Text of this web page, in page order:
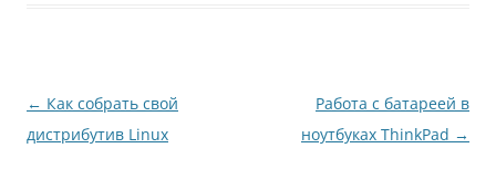
Навигация
по
← Как собрать свой
дистрибутив Linux
Работа с батареей в
ноутбуках ThinkPad →